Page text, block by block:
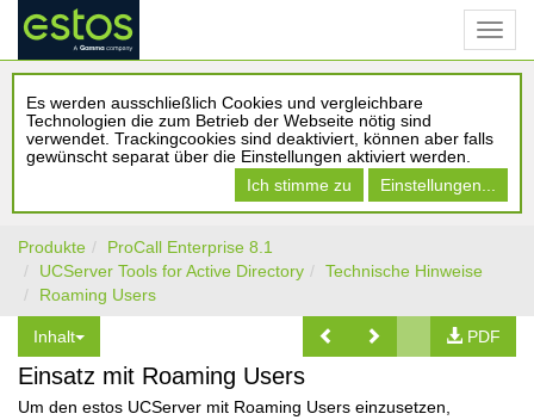
Es werden ausschließlich Cookies und vergleichbare
Technologien die zum Betrieb der Webseite nötig sind
verwendet. Trackingcookies sind deaktiviert, können aber falls
gewünscht separat über die Einstellungen aktiviert werden.
Ich stimme zu
Einstellungen...
Produkte
ProCall Enterprise 8.1
UCServer Tools for Active Directory
Technische Hinweise
Roaming Users
Inhalt PDF
Einsatz mit Roaming Users
Um den estos UCServer mit Roaming Users einzusetzen,